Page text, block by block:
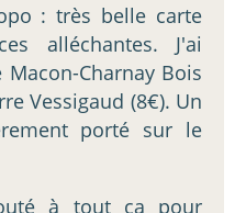
: très belle carte
alléchantes. J'ai
Charnay Bois
Vessigaud (8€). Un
porté sur le
à tout ça pour